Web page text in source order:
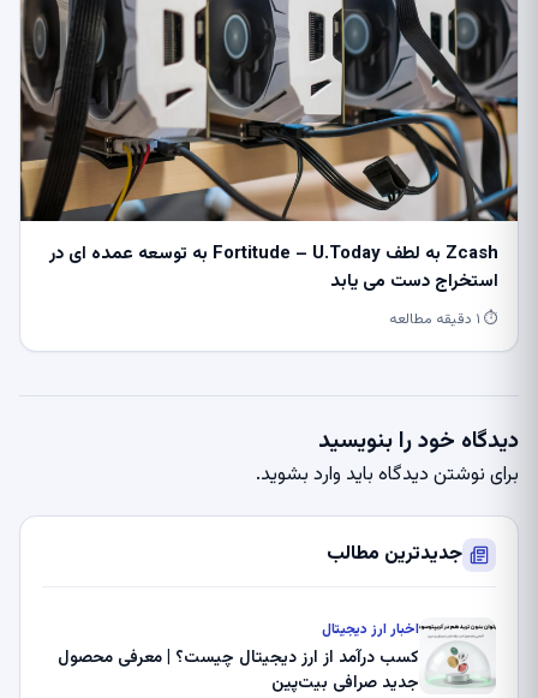
Zcash به لطف Fortitude – U.Today به توسعه عمده ای در
استخراج دست می یابد
⏱ ۱ دقیقه مطالعه
دیدگاه خود را بنویسید
برای نوشتن دیدگاه باید وارد بشوید.
جدیدترین مطالب
اخبار ارز دیجیتال
کسب درآمد از ارز دیجیتال چیست؟ | معرفی محصول
جدید صرافی بیت‌پین